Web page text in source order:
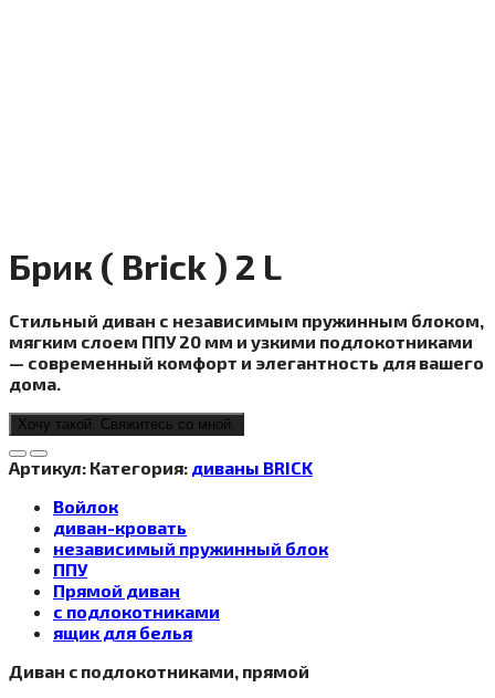
Брик ( Brick ) 2 L
Стильный диван с независимым пружинным блоком,
мягким слоем ППУ 20 мм и узкими подлокотниками
— современный комфорт и элегантность для вашего
дома.
Хочу такой. Свяжитесь со мной.
Артикул: Категория: диваны BRICK
Войлок
диван-кровать
независимый пружинный блок
ППУ
Прямой диван
с подлокотниками
ящик для белья
Диван c подлокотниками, прямой